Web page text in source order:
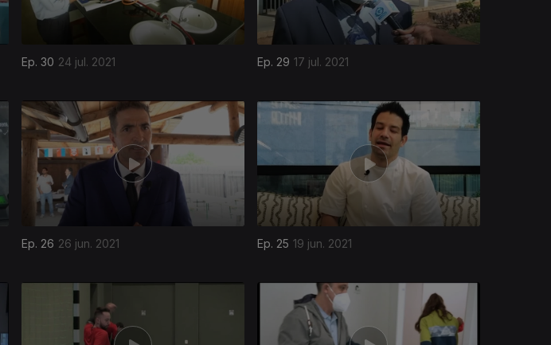
Ep. 30 24 jul. 2021 Ep. 29 17 jul. 2021
Ep. 26 26 jun. 2021 Ep. 25 19 jun. 2021